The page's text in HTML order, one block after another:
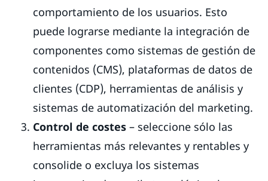
comportamiento de los usuarios. Esto
puede lograrse mediante la integración de
componentes como sistemas de gestión de
contenidos (CMS), plataformas de datos de
clientes (CDP), herramientas de análisis y
sistemas de automatización del marketing.
Control de costes – seleccione sólo las
herramientas más relevantes y rentables y
consolide o excluya los sistemas